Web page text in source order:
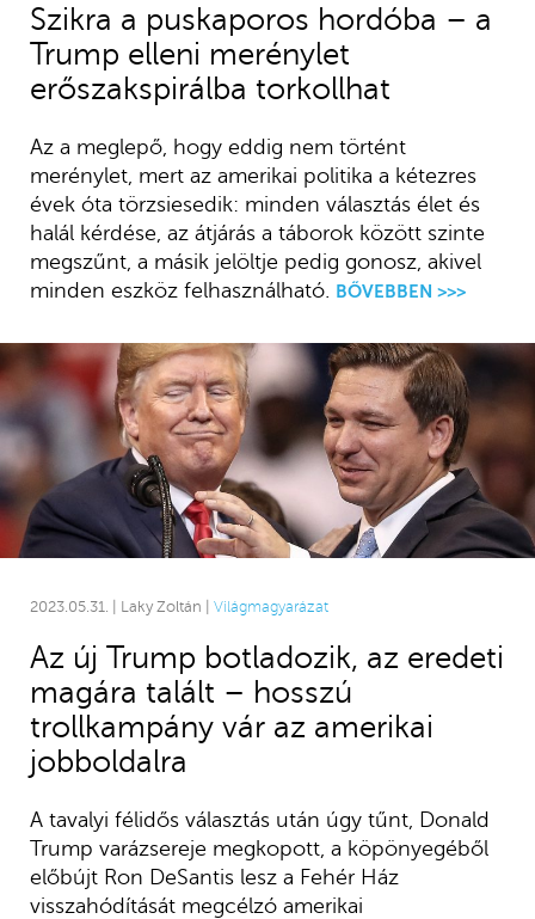
Szikra a puskaporos hordóba – a
Trump elleni merénylet
erőszakspirálba torkollhat
Az a meglepő, hogy eddig nem történt
merénylet, mert az amerikai politika a kétezres
évek óta törzsiesedik: minden választás élet és
halál kérdése, az átjárás a táborok között szinte
megszűnt, a másik jelöltje pedig gonosz, akivel
minden eszköz felhasználható.
BŐVEBBEN >>>
2023.05.31. | Laky Zoltán | Világmagyarázat
Az új Trump botladozik, az eredeti
magára talált – hosszú
trollkampány vár az amerikai
jobboldalra
A tavalyi félidős választás után úgy tűnt, Donald
Trump varázsereje megkopott, a köpönyegéből
előbújt Ron DeSantis lesz a Fehér Ház
visszahódítását megcélzó amerikai